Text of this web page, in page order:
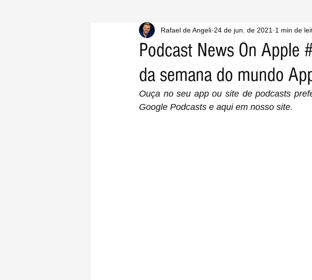
Podcast News On Apple
da semana do mundo
Rafael de Angeli 24 de jun. de 2021 1 min de
Ouça no seu app ou site de podcasts
Google Podcasts e aqui em nosso site.